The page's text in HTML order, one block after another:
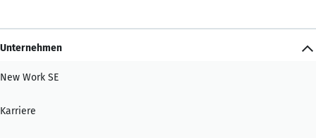
Unternehmen
New Work SE
Karriere